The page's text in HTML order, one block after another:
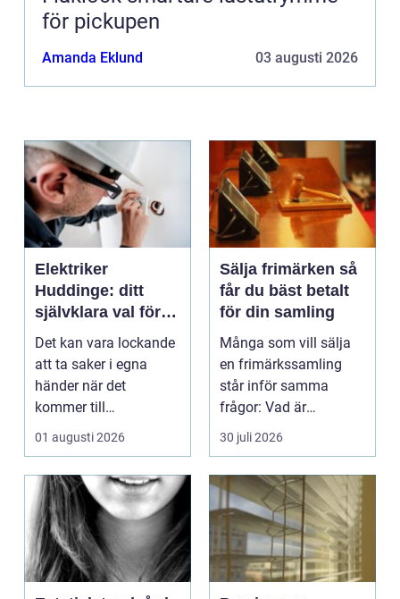
för pickupen
Amanda Eklund 03 augusti 2026
Elektriker
Huddinge: ditt
självklara val för
säker elinstallation
Det kan vara lockande
att ta saker i egna
händer när det
kommer till
hemförbättr...
01 augusti 2026
Sälja frimärken så
får du bäst betalt
för din samling
Många som vill sälja
en frimärkssamling
står inför samma
frågor: Vad är
samlingen värd? Var
vänder m...
30 juli 2026